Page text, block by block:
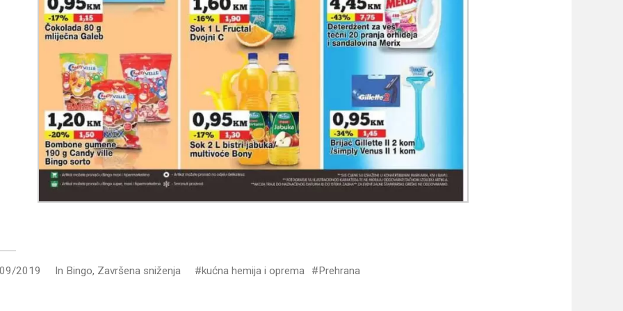
2019 In Bingo, Završena sniženja kućna hemija i oprema Prehrana